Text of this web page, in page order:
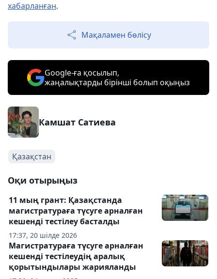
хабарланған.
Мақаламен бөлісу
Google-ға қосылып,
жаңалықтарды бірінші болып оқыңыз
Камшат Сатиева
Қазақстан
Оқи отырыңыз
17:37, 20 шілде 2026
11 мың грант: Қазақстанда
магистратураға түсуге арналған
кешенді тестілеу басталды
Магистратураға түсуге арналған
кешенді тестілеудің аралық
қорытындылары жарияланды